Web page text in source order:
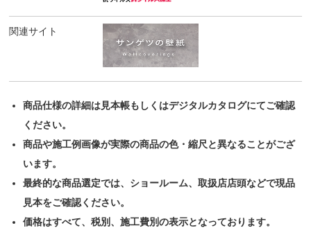
関連サイト
商品仕様の詳細は見本帳もしくはデジタルカタログにてご確認
ください。
商品や施工例画像が実際の商品の色・縮尺と異なることがござ
います。
最終的な商品選定では、ショールーム、取扱店店頭などで現品
見本をご確認ください。
価格はすべて、税別、施工費別の表示となっております。